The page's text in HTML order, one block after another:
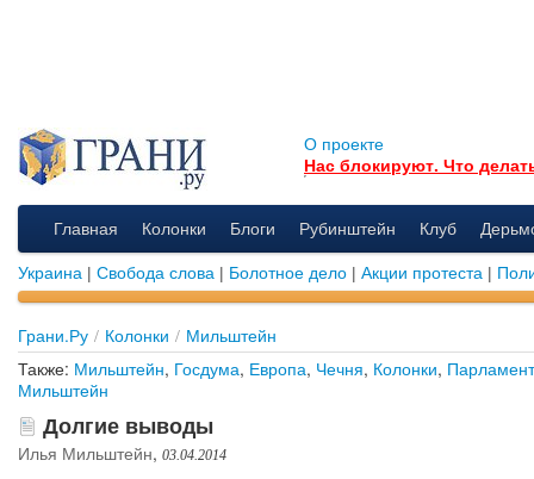
О проекте
Нас блокируют. Что
Главная Колонки Блоги Рубинштейн Клуб
Украина | Свобода слова | Болотное дело | Акции протеста |
Грани.Ру / Колонки / Мильштейн
Также: Мильштейн, Госдума, Европа, Чечня, Колонки, Парламент
Мильштейн
Долгие выводы
Илья Мильштейн, 03.04.2014